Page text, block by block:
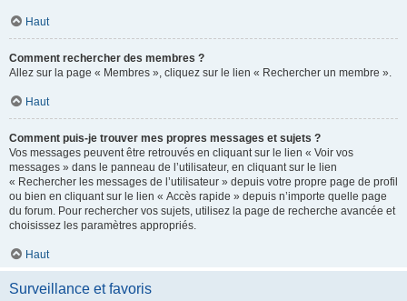
Haut
Comment rechercher des membres ?
Allez sur la page « Membres », cliquez sur le lien « Rechercher un membre ».
Haut
Comment puis-je trouver mes propres messages et sujets ?
Vos messages peuvent être retrouvés en cliquant sur le lien « Voir vos
messages » dans le panneau de l’utilisateur, en cliquant sur le lien
« Rechercher les messages de l’utilisateur » depuis votre propre page de profil
ou bien en cliquant sur le lien « Accès rapide » depuis n’importe quelle page
du forum. Pour rechercher vos sujets, utilisez la page de recherche avancée et
choisissez les paramètres appropriés.
Haut
Surveillance et favoris